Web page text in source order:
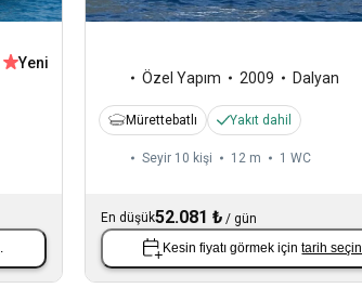
Yeni
.
Özel Yapım 2009 Dalyan
Mürettebatlı Yakıt dahil
Seyir 10 kişi 12 m 1 WC
En düşük52.081 ₺/ gün
Kesin fiyatı görmek içintarih seçin